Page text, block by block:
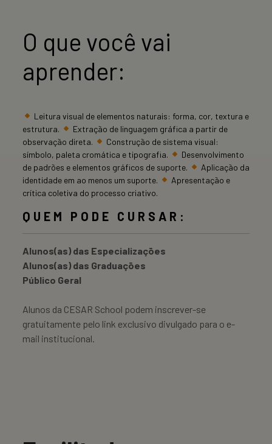
O que você vai
aprender:
Leitura visual de elementos naturais: forma, cor, textura e
estrutura.
Extração de linguagem gráfica a partir de
observação direta.
Construção de sistema visual:
símbolo, paleta cromática e tipografia.
Desenvolvimento
de padrões e elementos gráficos de suporte.
Aplicação da
identidade em ao menos um suporte.
Apresentação e
crítica coletiva do processo criativo.
QUEM PODE CURSAR:
Alunos(as) das Especializações
Alunos(as) das Graduações
Público Geral
Alunos da CESAR School podem inscrever-se
gratuitamente pelo link exclusivo divulgado para o e-
mail institucional.